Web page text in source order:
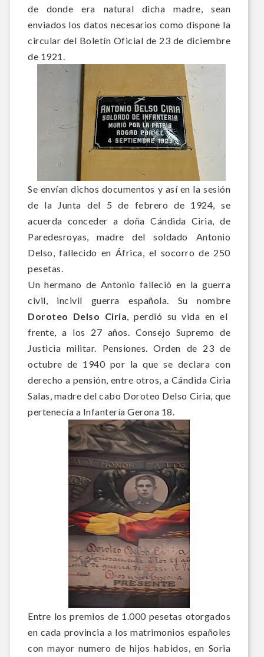
de donde era natural dicha madre, sean
enviados los datos necesarios como dispone la
circular del Boletín Oficial de 23 de diciembre
de 1921.
Se envían dichos documentos y así en la sesión
de la Junta del 5 de febrero de 1924, se
acuerda conceder a doña Cándida Ciria, de
Paredesroyas, madre del soldado Antonio
Delso, fallecido en África, el socorro de 250
pesetas.
Un hermano de Antonio falleció en la guerra
civil, incivil guerra española. Su nombre
Doroteo Delso Ciria, perdió su vida en el
frente, a los 27 años. Consejo Supremo de
Justicia militar. Pensiones. Orden de 23 de
octubre de 1940 por la que se declara con
derecho a pensión, entre otros, a Cándida Ciria
Salas, madre del cabo Doroteo Delso Ciria, que
pertenecía a Infantería Gerona 18.
Entre los premios de 1.000 pesetas otorgados
en cada provincia a los matrimonios españoles
con mayor numero de hijos habidos, en Soria